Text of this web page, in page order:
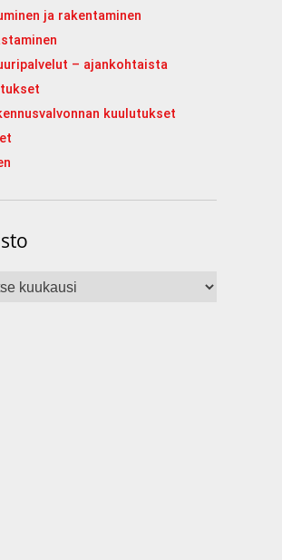
ja rakentaminen
– ajankohtaista
kuulutukset